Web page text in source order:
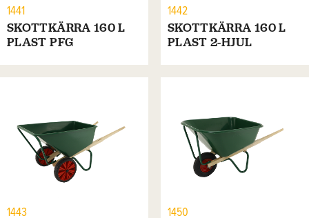
1441
SKOTTKÄRRA 160 L
PLAST PFG
1442
SKOTTKÄRRA 160 L
PLAST 2-HJUL
1443 1450